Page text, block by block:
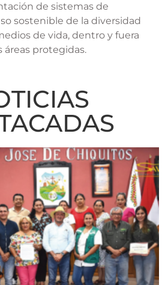
de sistemas de
sostenible de la diversidad
de vida, dentro y fuera
áreas protegidas.